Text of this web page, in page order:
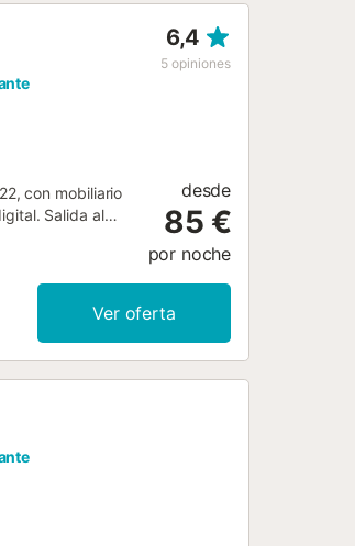
y otra
exterior de
6,4
5 opiniones
con mobiliario
Salida al
de terraza. El
desde
85 €
por noche
Ver oferta